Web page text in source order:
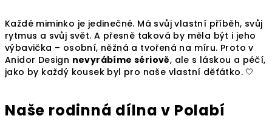
Každé miminko je jedinečné. Má svůj vlastní příběh, svůj
rytmus a svůj svět. A přesně taková by měla být i jeho
výbavička – osobní, něžná a tvořená na míru. Proto v
Anidor Design nevyrábíme sériově, ale s láskou a péčí,
jako by každý kousek byl pro naše vlastní děťátko. 🤍
Naše rodinná dílna v Polabí